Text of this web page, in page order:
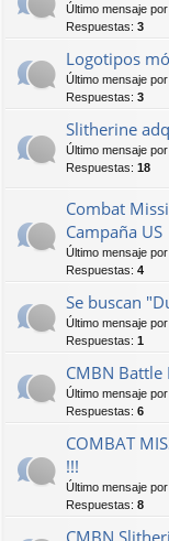
Último mensaje por
Respuestas: 3
Logotipos
Último mensaje por
Respuestas: 3
Slitherine
Último mensaje por
Respuestas: 18
Combat
Campaña US
Último mensaje por
Respuestas: 4
Se buscan
Último mensaje por
Respuestas: 1
CMBN Battle
Último mensaje por
Respuestas: 6
COMBAT
!!!
Último mensaje por
Respuestas: 8
CMBN